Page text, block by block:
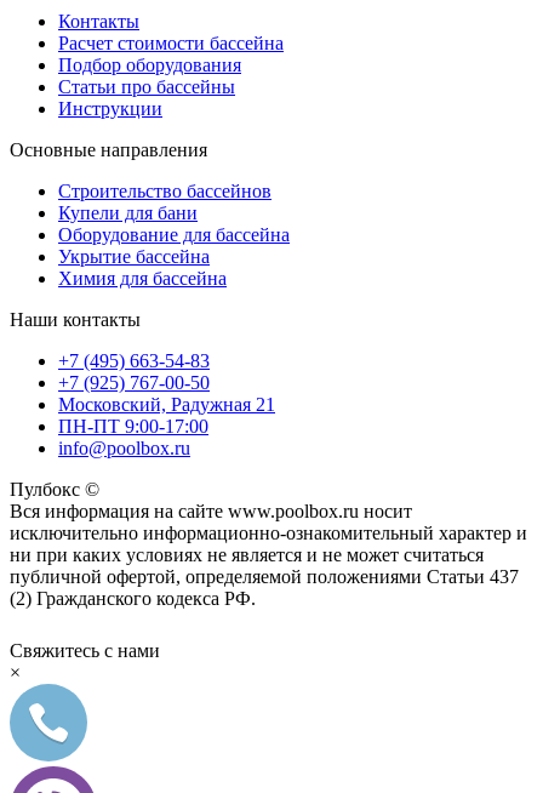
Контакты
Расчет стоимости бассейна
Подбор оборудования
Статьи про бассейны
Инструкции
Основные направления
Строительство бассейнов
Купели для бани
Оборудование для бассейна
Укрытие бассейна
Химия для бассейна
Наши контакты
+7 (495) 663-54-83
+7 (925) 767-00-50
Московский, Радужная 21
ПН-ПТ 9:00-17:00
info@poolbox.ru
Пулбокс ©
Вся информация на сайте www.poolbox.ru носит
исключительно информационно-ознакомительный характер и
ни при каких условиях не является и не может считаться
публичной офертой, определяемой положениями Статьи 437
(2) Гражданского кодекса РФ.
Свяжитесь с нами
×